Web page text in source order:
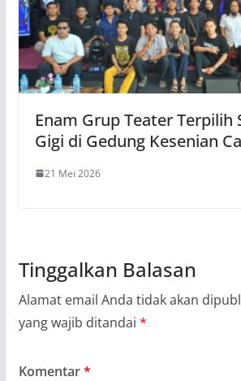
Enam Grup Teater Terpilih
Gigi di Gedung Kesenian
21 Mei 2026
Tinggalkan Balasan
Alamat email Anda tidak akan
yang wajib ditandai *
Komentar*